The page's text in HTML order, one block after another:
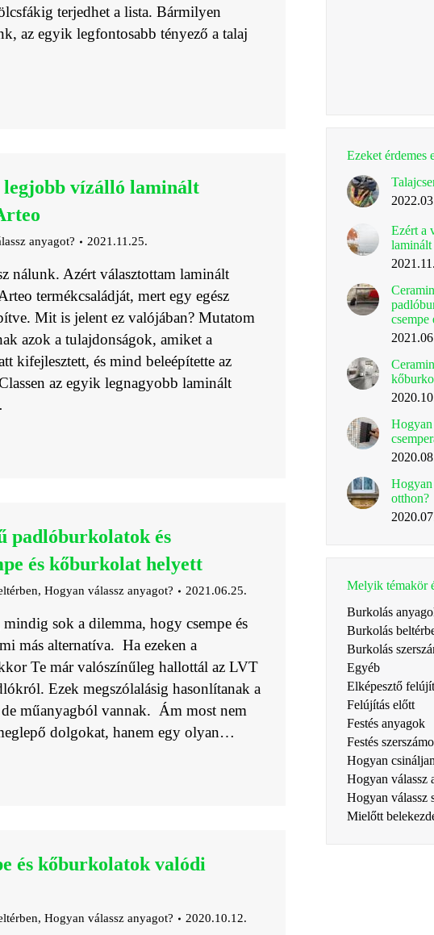
terjedhet a lista. Bármilyen
az egyik legfontosabb tényező a talaj
vízálló laminált
anyagot? 2021.11.25.
nálunk. Azért választottam laminált
termékcsaládját, mert egy egész
Mit is jelent ez valójában? Mutatom
azok a tulajdonságok, amiket a
kifejlesztett, és mind beleépítette az
az egyik legnagyobb laminált
padlóburkolatok és
és kőburkolat helyett
, Hogyan válassz anyagot? 2021.06.25.
sok a dilemma, hogy csempe és
más alternatíva. Ha ezeken a
Te már valószínűleg hallottál az LVT
Ezek megszólalásig hasonlítanak a
műanyagból vannak. Ám most nem
dolgokat, hanem egy olyan…
és kőburkolatok valódi
, Hogyan válassz anyagot? 2020.10.12.
Ezeket érdemes
Ezért a
laminált
csempe
Hogyan
otthon?
Melyik témakör
Burkolás
Burkolás
Burkolás
Egyéb
Elképesztő
Felújítás előtt
Festés anyagok
Festés
Hogyan
Hogyan válassz
Hogyan válassz
Mielőtt